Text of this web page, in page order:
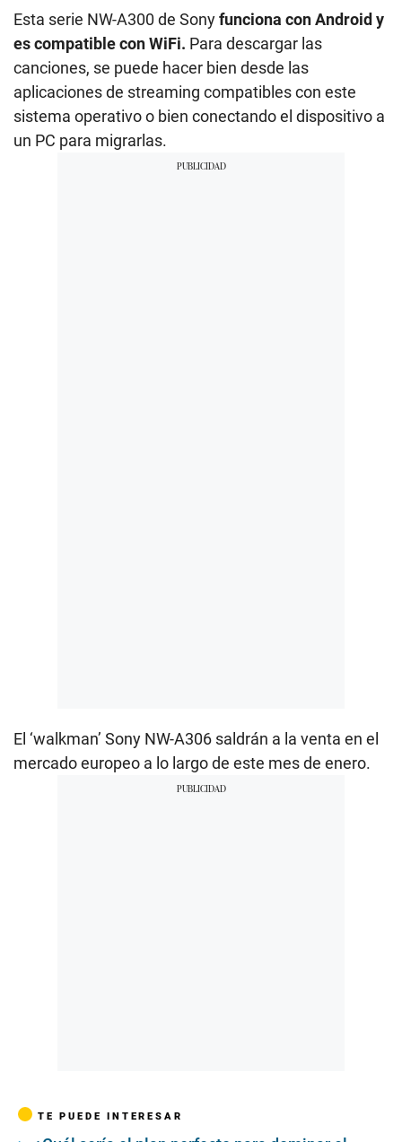
Esta serie NW-A300 de Sonyfunciona con Android y
es compatible con WiFi. Para descargar las
canciones, se puede hacer bien desde las
aplicaciones de streaming compatibles con este
sistema operativo o bien conectando el dispositivo a
un PC para migrarlas.
El ‘walkman’ Sony NW-A306 saldrán a la venta en el
mercado europeo a lo largo de este mes de enero.
TE PUEDE INTERESAR